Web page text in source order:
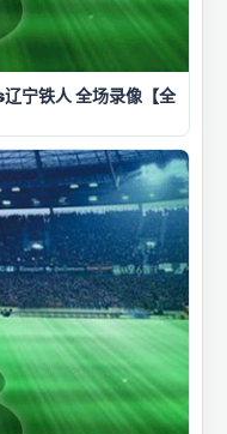
宁铁人 全场录像【全